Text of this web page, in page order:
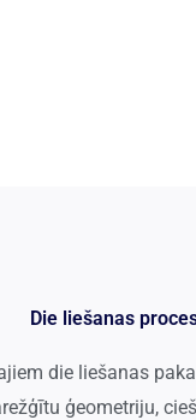
Die liešanas
die liešanas
ģeometriju,